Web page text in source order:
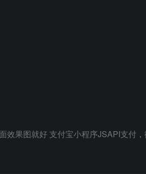
效果图就好 支付宝小程序JSAPI支付